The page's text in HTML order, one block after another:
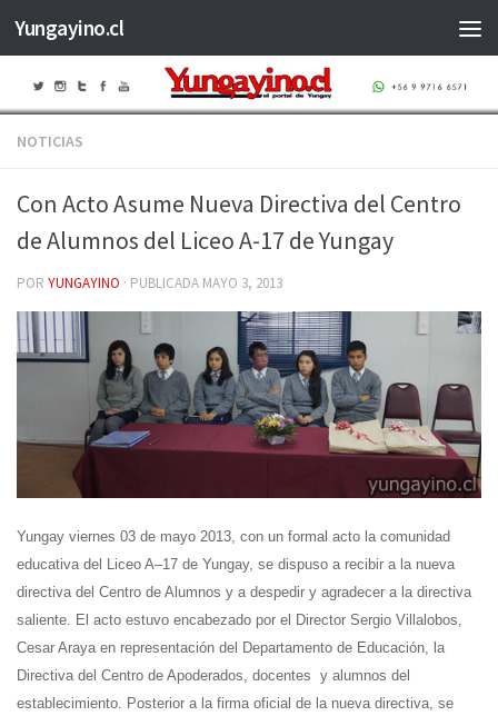
Saltar al contenido
Yungayino.cl
NOTICIAS
Con Acto Asume Nueva Directiva del Centro
de Alumnos del Liceo A-17 de Yungay
POR YUNGAYINO · PUBLICADA MAYO 3, 2013
Yungay viernes 03 de mayo 2013, con un formal acto la comunidad
educativa del Liceo A–17 de Yungay, se dispuso a recibir a la nueva
directiva del Centro de Alumnos y a despedir y agradecer a la directiva
saliente. El acto estuvo encabezado por el Director Sergio Villalobos,
Cesar Araya en representación del Departamento de Educación, la
Directiva del Centro de Apoderados, docentes y alumnos del
establecimiento. Posterior a la firma oficial de la nueva directiva, se